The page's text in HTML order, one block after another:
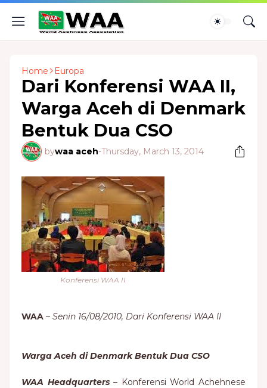
Home Europa
Dari Konferensi WAA II,
Warga Aceh di Denmark
Bentuk Dua CSO
bywaa aceh-Thursday, March 13, 2014
Konferensi WAA II
WAA – Senin 16/08/2010, Dari Konferensi WAA II
Warga Aceh di Denmark Bentuk Dua CSO
WAA Headquarters– Konferensi World Achehnese